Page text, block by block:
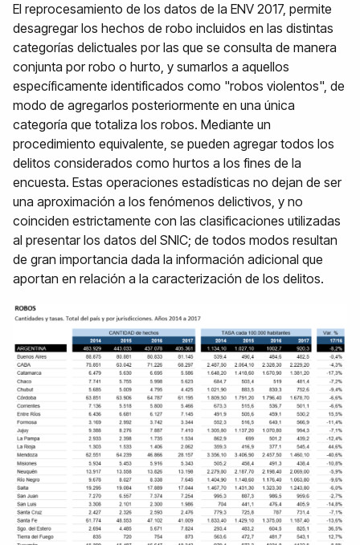
El reprocesamiento de los datos de la ENV 2017, permite
desagregar los hechos de robo incluidos en las distintas
categorías delictuales por las que se consulta de manera
conjunta por robo o hurto, y sumarlos a aquellos
específicamente identificados como "robos violentos", de
modo de agregarlos posteriormente en una única
categoría que totaliza los robos. Mediante un
procedimiento equivalente, se pueden agregar todos los
delitos considerados como hurtos a los fines de la
encuesta. Estas operaciones estadísticas no dejan de ser
una aproximación a los fenómenos delictivos, y no
coinciden estrictamente con las clasificaciones utilizadas
al presentar los datos del SNIC; de todos modos resultan
de gran importancia dada la información adicional que
aportan en relación a la caracterización de los delitos.